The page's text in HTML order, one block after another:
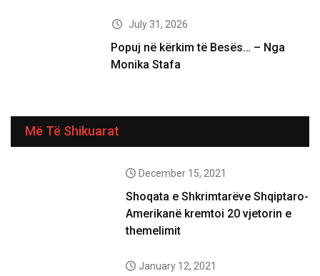
July 31, 2026
Popuj në kërkim të Besës… – Nga
Monika Stafa
Më Të Shikuarat
December 15, 2021
Shoqata e Shkrimtarëve Shqiptaro-
Amerikanë kremtoi 20 vjetorin e
themelimit
January 12, 2021